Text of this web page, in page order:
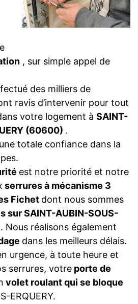
, sur simple appel de
des milliers de
ravis d’intervenir pour tout
votre logement à SAINT-
(60600) .
totale confiance dans la
est notre priorité et notre
serrures à mécanisme 3
Fichet dont nous sommes
sur SAINT-AUBIN-SOUS-
Nous réalisons également
dans les meilleurs délais.
urgence, à toute heure et
serrures, votre porte de
volet roulant qui se bloque
ERQUERY.